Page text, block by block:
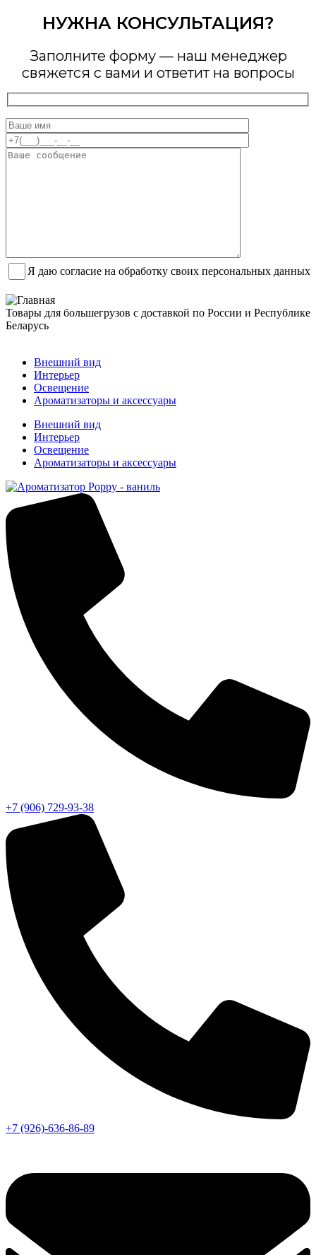
НУЖНА КОНСУЛЬТАЦИЯ?
Заполните форму — наш менеджер
свяжется с вами и ответит на вопросы
Я даю согласие на обработку своих персональных данных
Товары для большегрузов с доставкой по России и Республике
Беларусь
Внешний вид
Интерьер
Освещение
Ароматизаторы и аксессуары
Внешний вид
Интерьер
Освещение
Ароматизаторы и аксессуары
+7 (906) 729-93-38
+7 (926)-636-86-89